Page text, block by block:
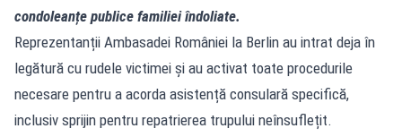
condoleanțe publice familiei îndoliate.
Reprezentanții Ambasadei României la Berlin au intrat deja în
legătură cu rudele victimei și au activat toate procedurile
necesare pentru a acorda asistență consulară specifică,
inclusiv sprijin pentru repatrierea trupului neînsuflețit.